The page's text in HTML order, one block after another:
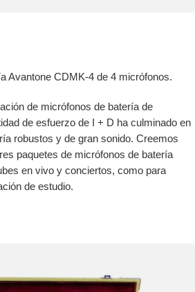
Avantone CDMK-4 de 4 micrófonos.
de micrófonos de batería de
de esfuerzo de I + D ha culminado en
robustos y de gran sonido. Creemos
paquetes de micrófonos de batería
en vivo y conciertos, como para
de estudio.